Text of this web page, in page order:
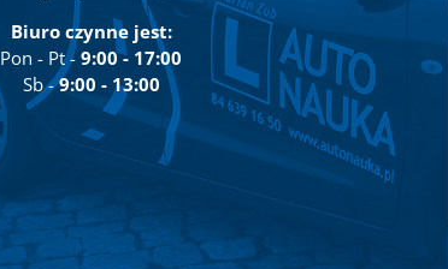
Biuro czynne jest:
Pon - Pt - 9:00 - 17:00
Sb -9:00 - 13:00